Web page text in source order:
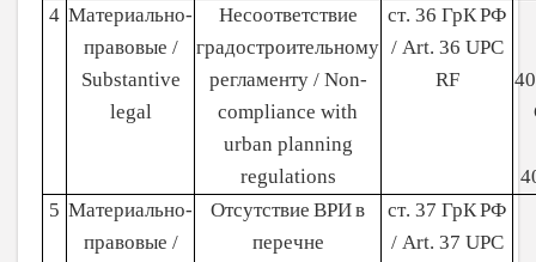
4 Материально-
правовые /
Substantive
legal
Несоответствие
градостроительному
регламенту / Non-
compliance with
urban planning
regulations
ст. 36 ГрКРФ
/ Art. 36 UPC
RF
5 Материально-
правовые /
Отсутствие ВРИв
перечне
ст. 37 ГрКРФ
/ Art. 37 UPC